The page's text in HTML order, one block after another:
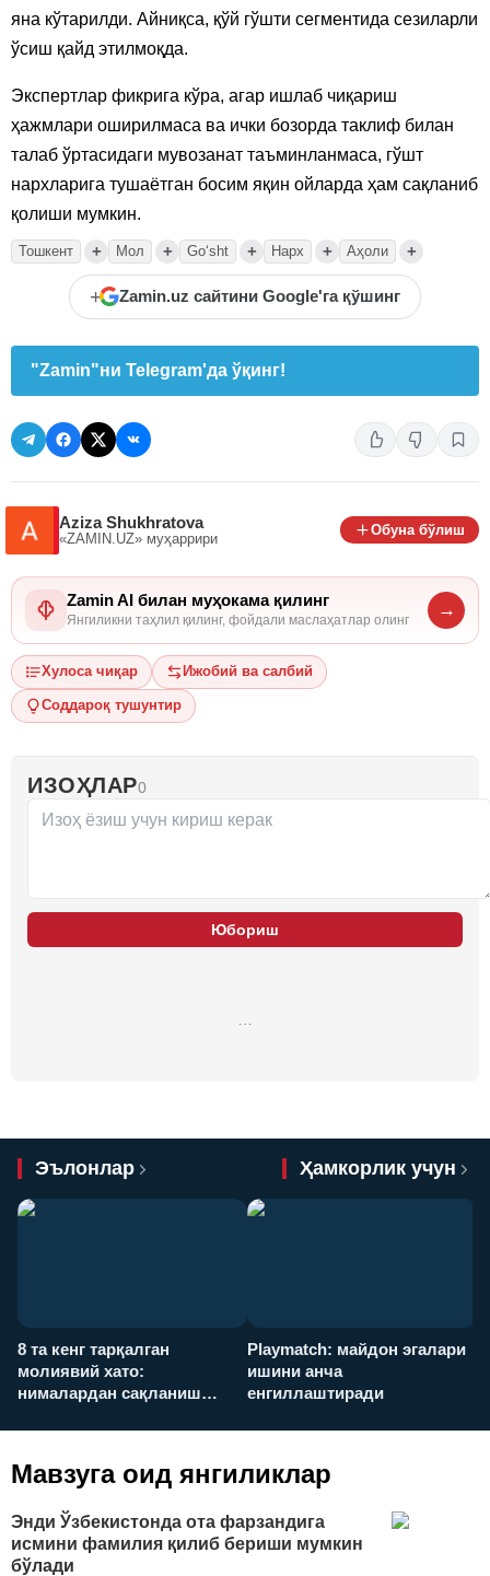
яна кўтарилди. Айниқса, қўй гўшти сегментида сезиларли
ўсиш қайд этилмоқда.
Экспертлар фикрига кўра, агар ишлаб чиқариш
ҳажмлари оширилмаса ва ички бозорда таклиф билан
талаб ўртасидаги мувозанат таъминланмаса, гўшт
нархларига тушаётган босим яқин ойларда ҳам сақланиб
қолиши мумкин.
Тошкент + Мол + Goʻsht + Нарх + Аҳоли +
+ Zamin.uz сайтини Google'га қўшинг
"Zamin"ни Telegram'да ўқинг!
Aziza Shukhratova
«ZAMIN.UZ» муҳаррири
Обуна бўлиш
Zamin AI билан муҳокама қилинг
Янгиликни таҳлил қилинг, фойдали маслаҳатлар олинг
→
Хулоса чиқар Ижобий ва салбий
Соддароқ тушунтир
ИЗОҲЛАР0
Юбориш
Эълонлар Ҳамкорлик учун
8 та кенг тарқалган
молиявий хато:
нималардан сақланиш
Playmatch: майдон эгалари
ишини анча
енгиллаштиради
Мавзуга оид янгиликлар
Энди Ўзбекистонда ота фарзандига
исмини фамилия қилиб бериши мумкин
бўлади